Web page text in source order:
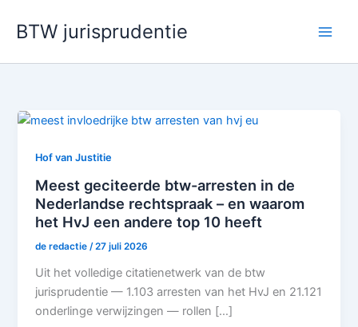
naar
inhoud
BTW jurisprudentie
Hof van Justitie
Meest geciteerde btw-arresten in de
Nederlandse rechtspraak – en waarom
het HvJ een andere top 10 heeft
de redactie/27 juli 2026
Uit het volledige citatienetwerk van de btw
jurisprudentie — 1.103 arresten van het HvJ en 21.121
onderlinge verwijzingen — rollen […]